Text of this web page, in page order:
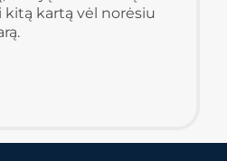
kitą kartą vėl norėsiu